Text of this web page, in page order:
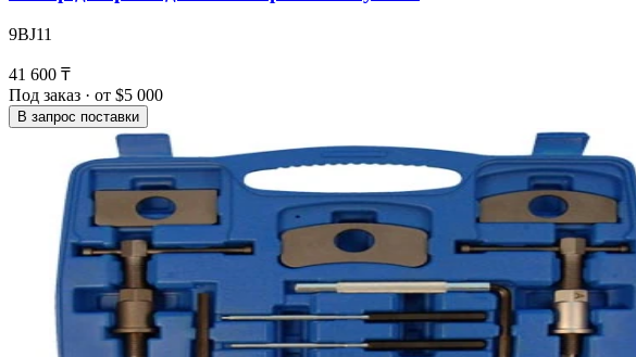
9BJ11
41 600 ₸
Под заказ · от $5 000
В запрос поставки